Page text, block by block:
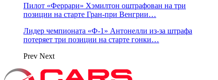
Пилот «Феррари» Хэмилтон оштрафован на три
позиции на старте Гран‑при Венгрии…
Лидер чемпионата «Ф‑1» Антонелли из‑за штрафа
потеряет три позиции на старте гонки…
Prev Next